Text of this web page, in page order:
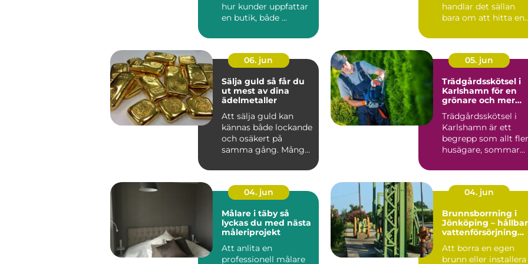
hur kunder uppfattar
en butik, både ...
handlar det sällan
bara om att hitta en
06. jun
Sälja guld så får du
ut mest av dina
ädelmetaller
Att sälja guld kan
kännas både lockande
och osäkert på
samma gång. Många
eller tac...
05. jun
Trädgårdsskötsel i
Karlshamn för en
grönare och mer
Trädgårdsskötsel i
Karlshamn är ett
begrepp som allt fler
husägare, sommar...
04. jun
Målare i täby så
lyckas du med nästa
måleriprojekt
Att anlita en
professionell målare
04. jun
Brunnsborrning i
Jönköping – hållbar
vattenförsörjning
energilösning
Att borra en egen
brunn eller installera